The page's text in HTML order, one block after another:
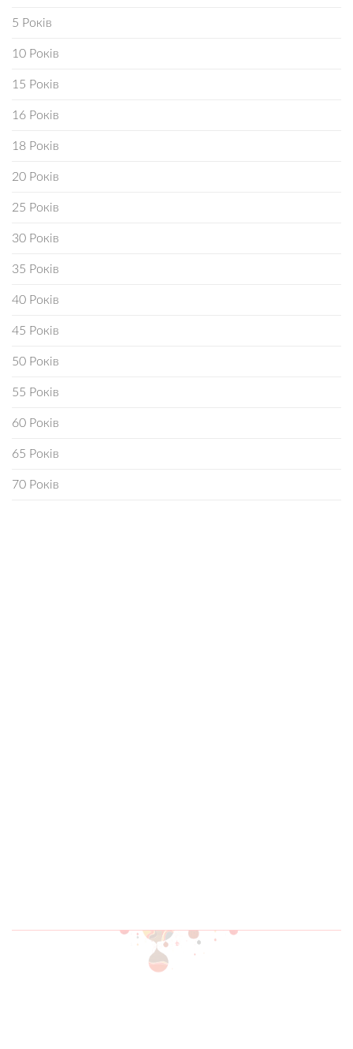
5 Років
10 Років
15 Років
16 Років
18 Років
20 Років
25 Років
30 Років
35 Років
40 Років
45 Років
50 Років
55 Років
60 Років
65 Років
70 Років